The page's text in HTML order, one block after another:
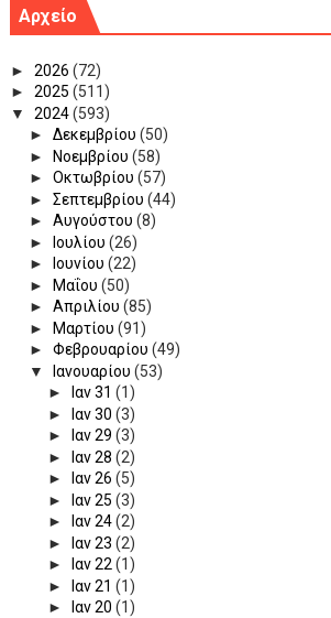
Αρχείο
► 2026 (72)
► 2025 (511)
▼ 2024(593)
► Δεκεμβρίου (50)
►
Νοεμβρίου (58)
► Οκτωβρίου (57)
► Σεπτεμβρίου (44)
► Αυγούστου (8)
►
Ιουλίου (26)
►
Ιουνίου (22)
►
Μαΐου (50)
► Απριλίου (85)
►
Μαρτίου (91)
► Φεβρουαρίου (49)
▼
Ιανουαρίου (53)
►
Ιαν 31 (1)
►
Ιαν 30 (3)
►
Ιαν 29 (3)
►
Ιαν 28 (2)
►
Ιαν 26 (5)
►
Ιαν 25 (3)
►
Ιαν 24(2)
►
Ιαν 23 (2)
►
Ιαν 22(1)
►
Ιαν 21 (1)
►
Ιαν 20 (1)